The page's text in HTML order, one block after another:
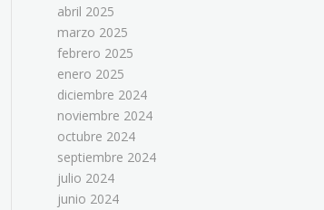
abril 2025
marzo 2025
febrero 2025
enero 2025
diciembre 2024
noviembre 2024
octubre 2024
septiembre 2024
julio 2024
junio 2024